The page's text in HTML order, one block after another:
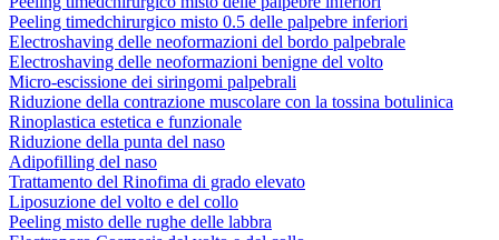
Peeling timedchirurgico misto 0.5 delle palpebre inferiori
Electroshaving delle neoformazioni del bordo palpebrale
Electroshaving delle neoformazioni benigne del volto
Micro-escissione dei siringomi palpebrali
Riduzione della contrazione muscolare con la tossina botulinica
Rinoplastica estetica e funzionale
Riduzione della punta del naso
Adipofilling del naso
Trattamento del Rinofima di grado elevato
Liposuzione del volto e del collo
Peeling misto delle rughe delle labbra